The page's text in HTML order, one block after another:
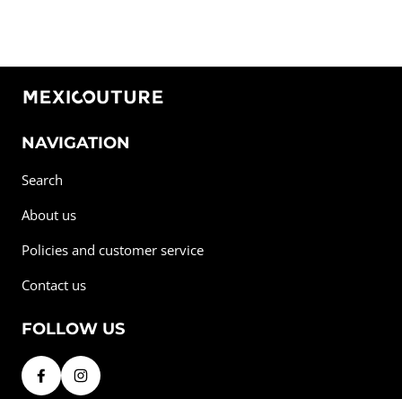
NAVIGATION
Search
About us
Policies and customer service
Contact us
FOLLOW US